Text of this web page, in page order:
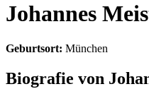
Johannes
Geburtsort: München
Biografie von